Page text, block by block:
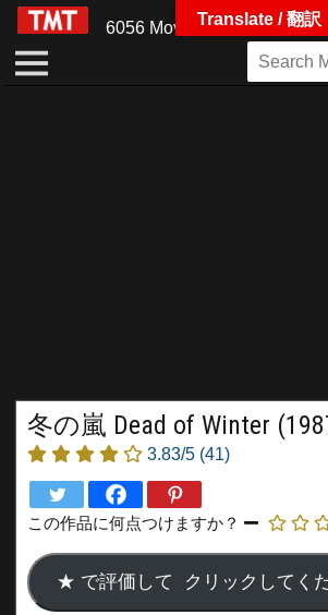
6056 Movies
冬の嵐 Dead of Winter
3.83/5 (41)
この作品に何点つけますか？
Translate / 翻訳